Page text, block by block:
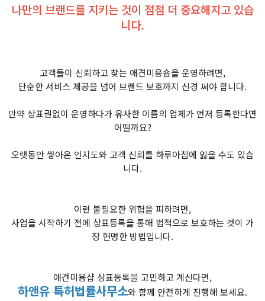
나만의 브랜드를 지키는 것이 점점 더 중요해지고 있습
니다.
고객들이 신뢰하고 찾는 애견미용숍을 운영하려면,
단순한 서비스 제공을 넘어 브랜드 보호까지 신경 써야 합니다.
만약 상표권없이 운영하다가 유사한 이름의 업체가 먼저 등록한다면
어떨까요?
오랫동안 쌓아온 인지도와 고객 신뢰를 하루아침에 잃을 수도 있습
니다.
이런 불필요한 위험을 피하려면,
사업을 시작하기 전에 상표등록을 통해 법적으로 보호하는 것이 가
장 현명한 방법입니다.
애견미용샵 상표등록을 고민하고 계신다면,
하앤유 특허법률사무소와 함께 안전하게 진행해 보세요.